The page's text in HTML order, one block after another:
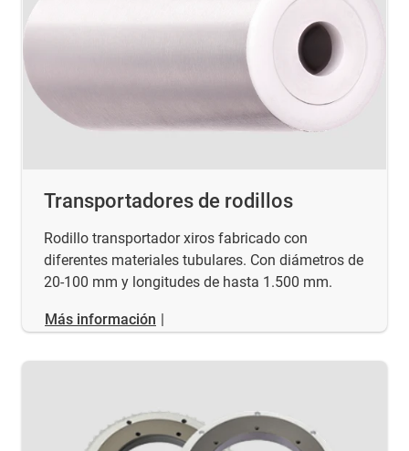
Transportadores de rodillos
Rodillo transportador xiros fabricado con
diferentes materiales tubulares. Con diámetros de
20-100 mm y longitudes de hasta 1.500 mm.
Más información |